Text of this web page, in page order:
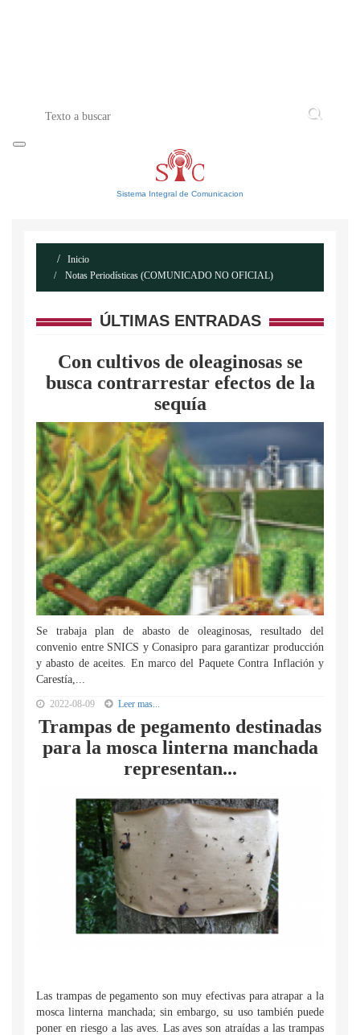
Sistema Integral de Comunicacion
Inicio
Notas Periodísticas (COMUNICADO NO OFICIAL)
ÚLTIMAS ENTRADAS
Con cultivos de oleaginosas se
busca contrarrestar efectos de la
sequía
Se trabaja plan de abasto de oleaginosas, resultado del
convenio entre SNICS y Conasipro para garantizar producción
y abasto de aceites. En marco del Paquete Contra Inflación y
Carestía,...
2022-08-09 Leer mas...
Trampas de pegamento destinadas
para la mosca linterna manchada
representan...
Las trampas de pegamento son muy efectivas para atrapar a la
mosca linterna manchada; sin embargo, su uso también puede
poner en riesgo a las aves. Las aves son atraídas a las trampas